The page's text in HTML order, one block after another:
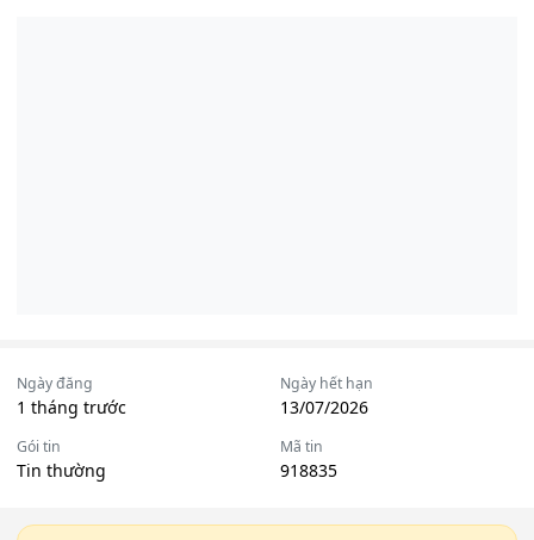
Ngày đăng
1 tháng trước
Ngày hết hạn
13/07/2026
Gói tin
Tin thường
Mã tin
918835